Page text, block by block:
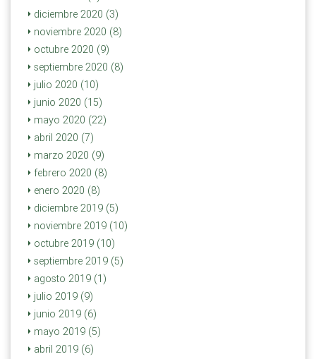
diciembre 2020 (3)
noviembre 2020 (8)
octubre 2020 (9)
septiembre 2020 (8)
julio 2020 (10)
junio 2020 (15)
mayo 2020 (22)
abril 2020 (7)
marzo 2020 (9)
febrero 2020 (8)
enero 2020 (8)
diciembre 2019 (5)
noviembre 2019 (10)
octubre 2019 (10)
septiembre 2019 (5)
agosto 2019 (1)
julio 2019 (9)
junio 2019 (6)
mayo 2019 (5)
abril 2019 (6)